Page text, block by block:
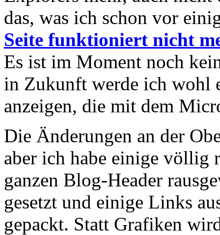
das, was ich schon vor
Seite funktioniert nicht
Es ist im Moment noch
in Zukunft werde ich wohl
anzeigen, die mit dem
Die Änderungen an der
aber ich habe einige völlig
ganzen Blog-Header
gesetzt und einige Links
gepackt. Statt Grafiken